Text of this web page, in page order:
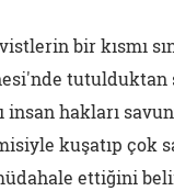
bir kısmı
tutulduktan
insan hakları
kuşatıp çok
ettiğini